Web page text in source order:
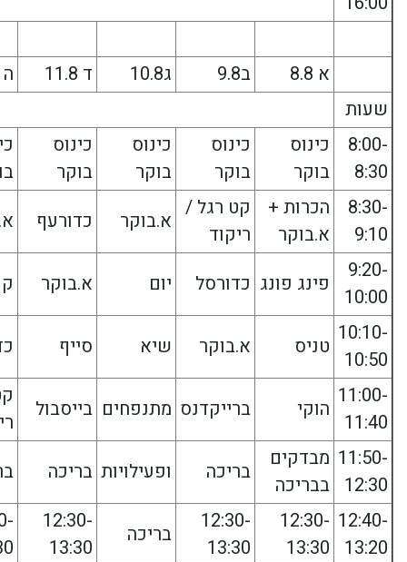
א 8.8 ב9.8 ג10.8 ד 11.8
ה 12.8
שעות
8:00-
8:30
כינוס
בוקר
כינוס
בוקר
כינוס
בוקר
כינוס
בוקר
8:30-
9:10
הכרות +
א.בוקר
קט רגל /
ריקוד
א.בוקר כדורעף
9:20-
10:00
פינג פונג כדורסל יום א.בוקר
10:10-
10:50
טניס א.בוקר שיא סייף
11:00-
11:40
הוקי ברייקדנס מתנפחים בייסבול
11:50-
12:30
מבדקים
בבריכה
בריכה ופעילויות בריכה
12:40-
13:20
12:30-
13:30
12:30-
13:30
בריכה
12:30-
13:30